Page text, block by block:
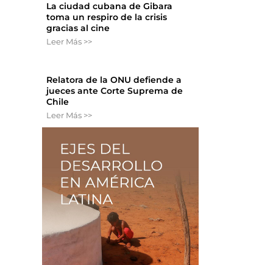
La ciudad cubana de Gibara
toma un respiro de la crisis
gracias al cine
Leer Más >>
Relatora de la ONU defiende a
jueces ante Corte Suprema de
Chile
Leer Más >>